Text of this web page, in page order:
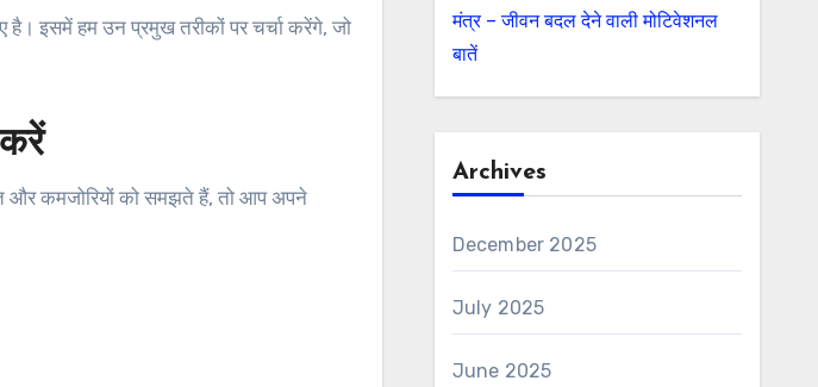
इसमें हम उन प्रमुख तरीकों पर चर्चा करेंगे, जो
कमजोरियों को समझते हैं, तो आप अपने
मंत्र – जीवन बदल देने वाली मोटिवेशनल
बातें
Archives
December 2025
July 2025
June 2025